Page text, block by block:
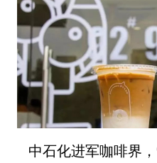
中石化进军咖啡界